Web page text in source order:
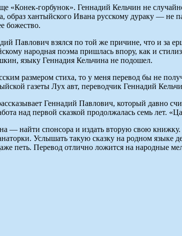
«Конек-горбунок». Геннадий Кельчин не
хантыйского Ивана русскому дураку — не
божество.
Павлович взялся по той же причине, что и за
народная поэма пришлась впору, как и
языку Геннадия Кельчина не подошел.
размером стиха, то у меня перевод бы не
газеты Лух авт, переводчик Геннадий
Геннадий Павлович, который давно
над первой сказкой продолжалась семь лет.
— найти спонсора и издать вторую свою
Услышать такую сказку на родном
петь. Перевод отлично ложится на народные